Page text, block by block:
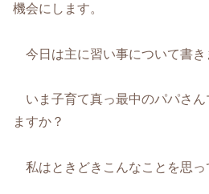
機会にします。
今日は主に習い事について書き
いま子育て真っ最中のパパさん
ますか？
私はときどきこんなことを思っ